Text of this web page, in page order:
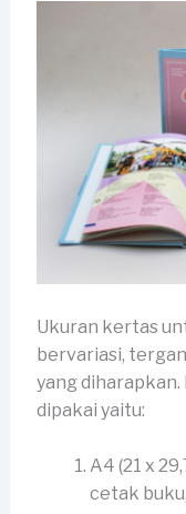
Ukuran kertas
bervariasi,
yang diharapkan.
dipakai yaitu:
A4 (21 x
cetak